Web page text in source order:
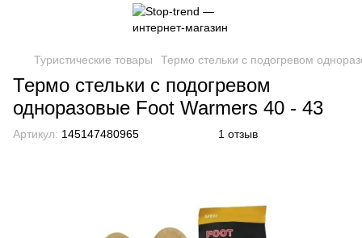
Туристические товары Термо стельки с подогревом
Термо стельки с подогревом
одноразовые Foot Warmers 40 - 43
Артикул: 145147480965 1 отзыв